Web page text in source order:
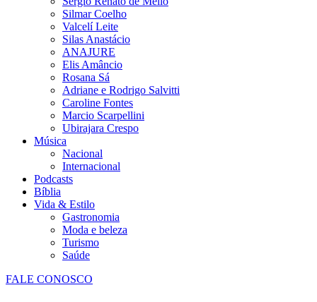
Silmar Coelho
Valcelí Leite
Silas Anastácio
ANAJURE
Elis Amâncio
Rosana Sá
Adriane e Rodrigo Salvitti
Caroline Fontes
Marcio Scarpellini
Ubirajara Crespo
Música
Nacional
Internacional
Podcasts
Bíblia
Vida & Estilo
Gastronomia
Moda e beleza
Turismo
Saúde
FALE CONOSCO